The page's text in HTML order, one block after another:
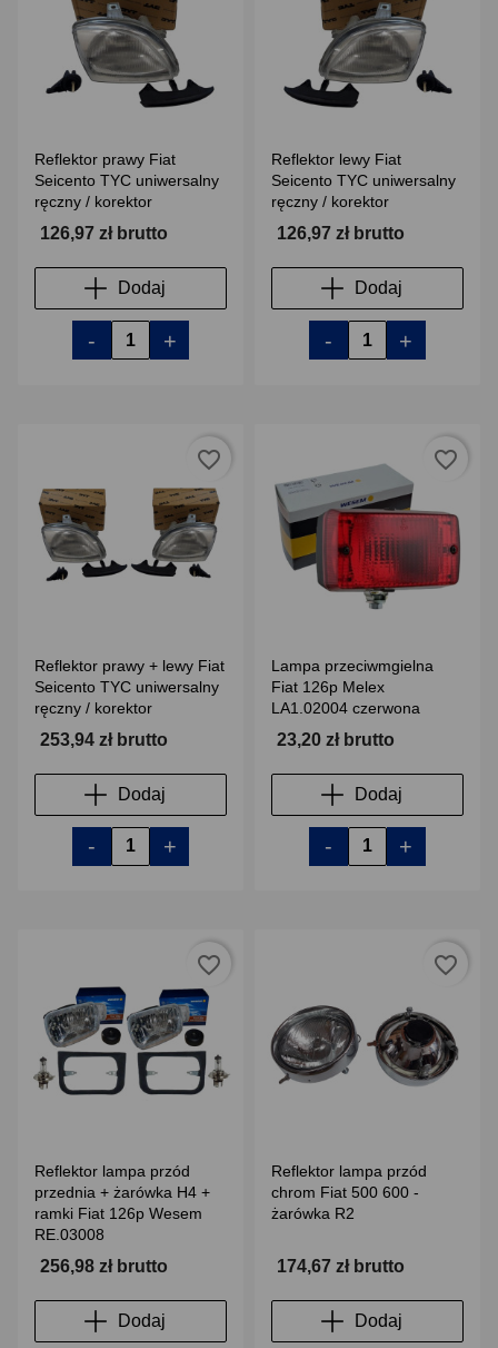
Reflektor prawy Fiat
Seicento TYC uniwersalny
ręczny / korektor
126,97 zł brutto
Dodaj
- +
Reflektor lewy Fiat
Seicento TYC uniwersalny
ręczny / korektor
126,97 zł brutto
Dodaj
- +
Reflektor prawy + lewy Fiat
Seicento TYC uniwersalny
ręczny / korektor
253,94 zł brutto
Dodaj
- +
favorite_border
Lampa przeciwmgielna
Fiat 126p Melex
LA1.02004 czerwona
23,20 zł brutto
Dodaj
- +
favorite_border
Reflektor lampa przód
przednia + żarówka H4 +
ramki Fiat 126p Wesem
RE.03008
256,98 zł brutto
Dodaj
favorite_border
Reflektor lampa przód
chrom Fiat 500 600 -
żarówka R2
174,67 zł brutto
Dodaj
favorite_border